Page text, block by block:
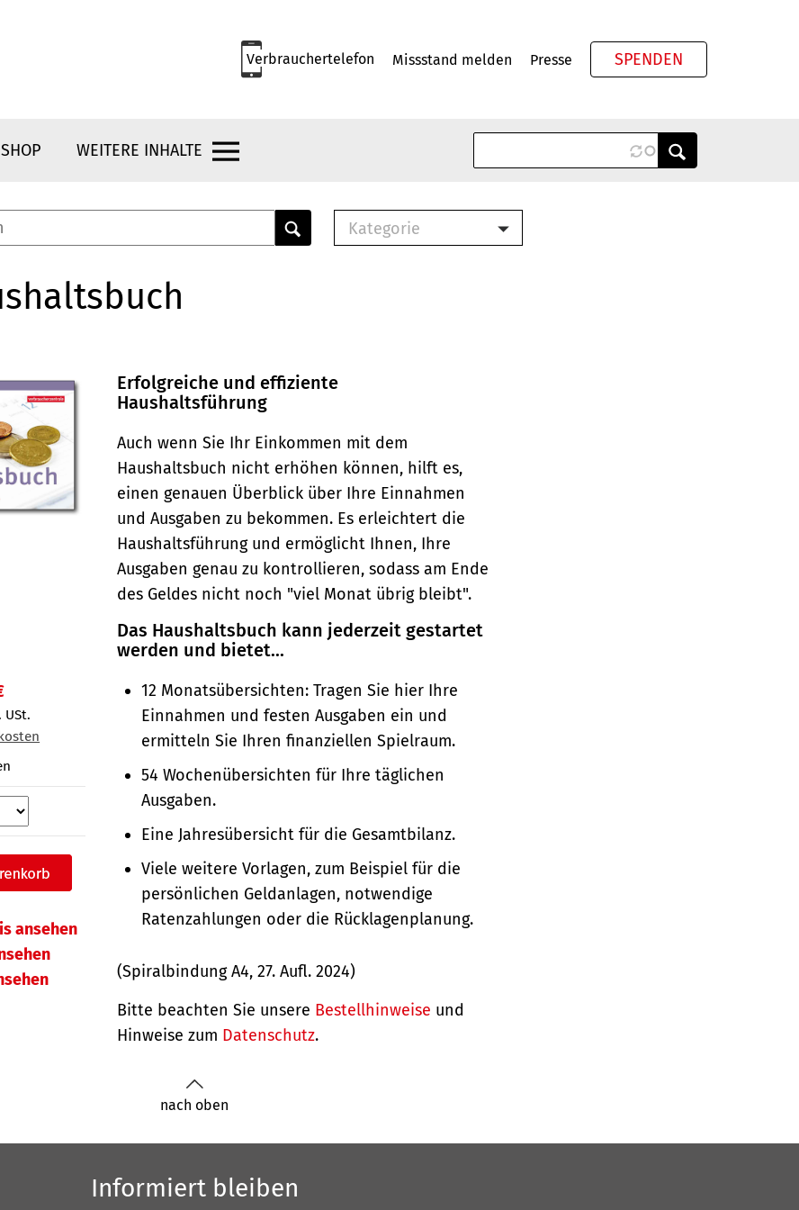
Verbrauchertelefon Missstand melden Presse SPENDEN
SHOP WEITERE INHALTE
Kategorie
USt.
ansehen
Erfolgreiche und effiziente
Haushaltsführung
Auch wenn Sie Ihr Einkommen mit dem
Haushaltsbuch nicht erhöhen können, hilft es,
einen genauen Überblick über Ihre Einnahmen
und Ausgaben zu bekommen. Es erleichtert die
Haushaltsführung und ermöglicht Ihnen, Ihre
Ausgaben genau zu kontrollieren, sodass am Ende
des Geldes nicht noch "viel Monat übrig bleibt".
Das Haushaltsbuch kann jederzeit gestartet
werden und bietet...
12 Monatsübersichten: Tragen Sie hier Ihre
Einnahmen und festen Ausgaben ein und
ermitteln Sie Ihren finanziellen Spielraum.
54 Wochenübersichten für Ihre täglichen
Ausgaben.
Eine Jahresübersicht für die Gesamtbilanz.
Viele weitere Vorlagen, zum Beispiel für die
persönlichen Geldanlagen, notwendige
Ratenzahlungen oder die Rücklagenplanung.
(Spiralbindung A4, 27. Aufl. 2024)
Bitte beachten Sie unsere Bestellhinweise und
Hinweise zum Datenschutz.
nach oben
Informiert bleiben